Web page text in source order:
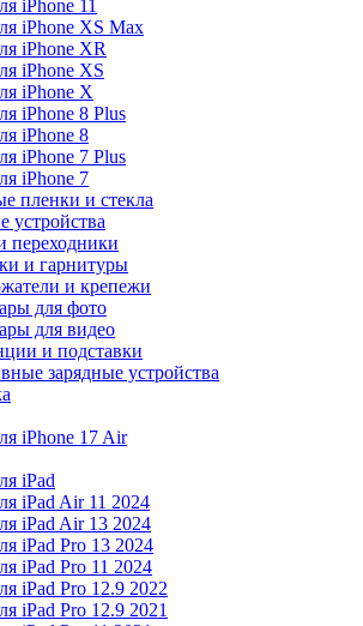
iPhone 11
iPhone XS Max
iPhone XR
iPhone XS
iPhone X
iPhone 8 Plus
iPhone 8
iPhone 7 Plus
iPhone 7
пленки и стекла
устройства
переходники
и гарнитуры
и крепежи
для фото
для видео
и подставки
зарядные устройства
iPhone 17 Air
iPad
iPad Air 11 2024
iPad Air 13 2024
iPad Pro 13 2024
iPad Pro 11 2024
iPad Pro 12.9 2022
iPad Pro 12.9 2021